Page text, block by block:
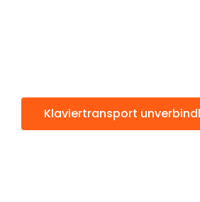
Klaviertransport